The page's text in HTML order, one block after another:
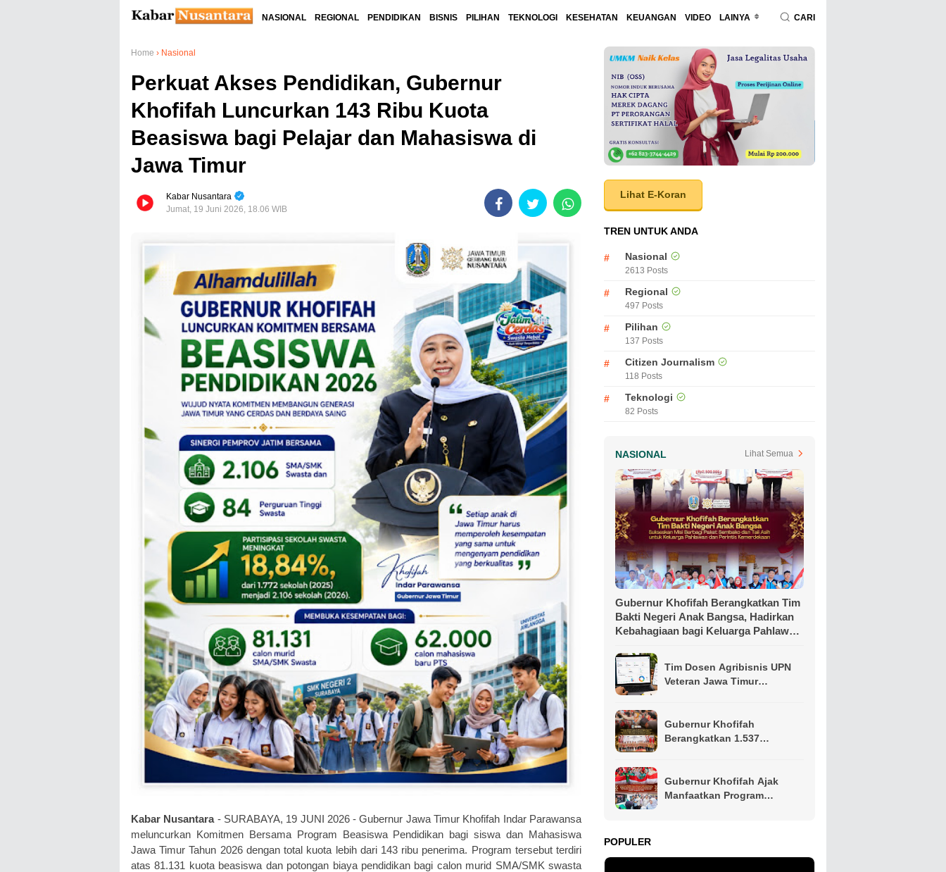
NASIONAL REGIONAL PENDIDIKAN BISNIS PILIHAN TEKNOLOGI KESEHATAN KEUANGAN VIDEO LAINYA CARI
Home › Nasional
Perkuat Akses Pendidikan, Gubernur
Khofifah Luncurkan 143 Ribu Kuota
Beasiswa bagi Pelajar dan Mahasiswa di
Jawa Timur
Kabar Nusantara
Jumat, 19 Juni 2026, 18.06 WIB
Kabar Nusantara- SURABAYA, 19 JUNI 2026 - Gubernur Jawa Timur Khofifah Indar Parawansa
meluncurkan Komitmen Bersama Program Beasiswa Pendidikan bagi siswa dan Mahasiswa
Jawa Timur Tahun 2026 dengan total kuota lebih dari 143 ribu penerima. Program tersebut terdiri
atas 81.131 kuota beasiswa dan potongan biaya pendidikan bagi calon murid SMA/SMK swasta
Lihat E-Koran
TREN UNTUK ANDA
Nasional
2613 Posts
Regional
497 Posts
Pilihan
137 Posts
Citizen Journalism
118 Posts
Teknologi
82 Posts
NASIONAL Lihat Semua
Gubernur Khofifah Berangkatkan Tim
Bakti Negeri Anak Bangsa, Hadirkan
Kebahagiaan bagi Keluarga Pahlawan
Tim Dosen Agribisnis UPN
Veteran Jawa Timur
Kelompok Tani dan UMKM
Gubernur Khofifah
Berangkatkan 1.537
Pesankan Semangat
Persaudaraan
Gubernur Khofifah Ajak
Manfaatkan Program
POPULER